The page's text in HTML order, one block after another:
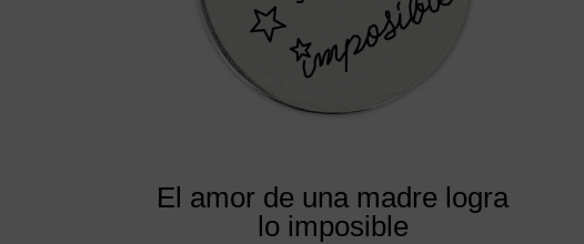
El amor de una madre logra
lo imposible